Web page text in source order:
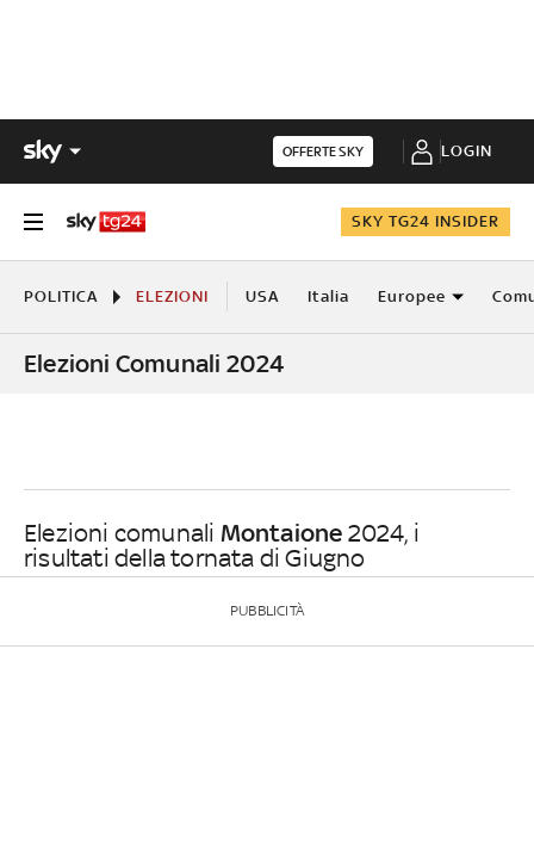
OFFERTE SKY LOGIN
SKY TG24 INSIDER
POLITICA ELEZIONI USA Italia Europee
Elezioni Comunali 2024
Elezioni comunali Montaione 2024, i
risultati della tornata di Giugno
PUBBLICITÀ